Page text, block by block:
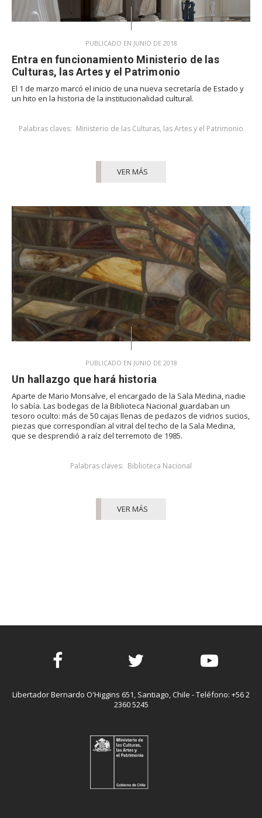
PUBLICADO EN JUNIO DE 2018
Entra en funcionamiento Ministerio de las
Culturas, las Artes y el Patrimonio
El 1 de marzo marcó el inicio de una nueva secretaría de Estado y
un hito en la historia de la institucionalidad cultural.
Palabras claves: Ministerio de las Culturas, las Artes y el Patrimonio
VER MÁS
PUBLICADO EN JUNIO DE 2018
Un hallazgo que hará historia
Aparte de Mario Monsalve, el encargado de la Sala Medina, nadie
lo sabía. Las bodegas de la Biblioteca Nacional guardaban un
tesoro oculto: más de 50 cajas llenas de pedazos de vidrios sucios,
piezas que correspondían al vitral del techo de la Sala Medina,
que se desprendió a raíz del terremoto de 1985.
Palabras claves: Biblioteca Nacional
VER MÁS
Libertador Bernardo O'Higgins 651, Santiago, Chile - Teléfono: +56 2
2360 5245